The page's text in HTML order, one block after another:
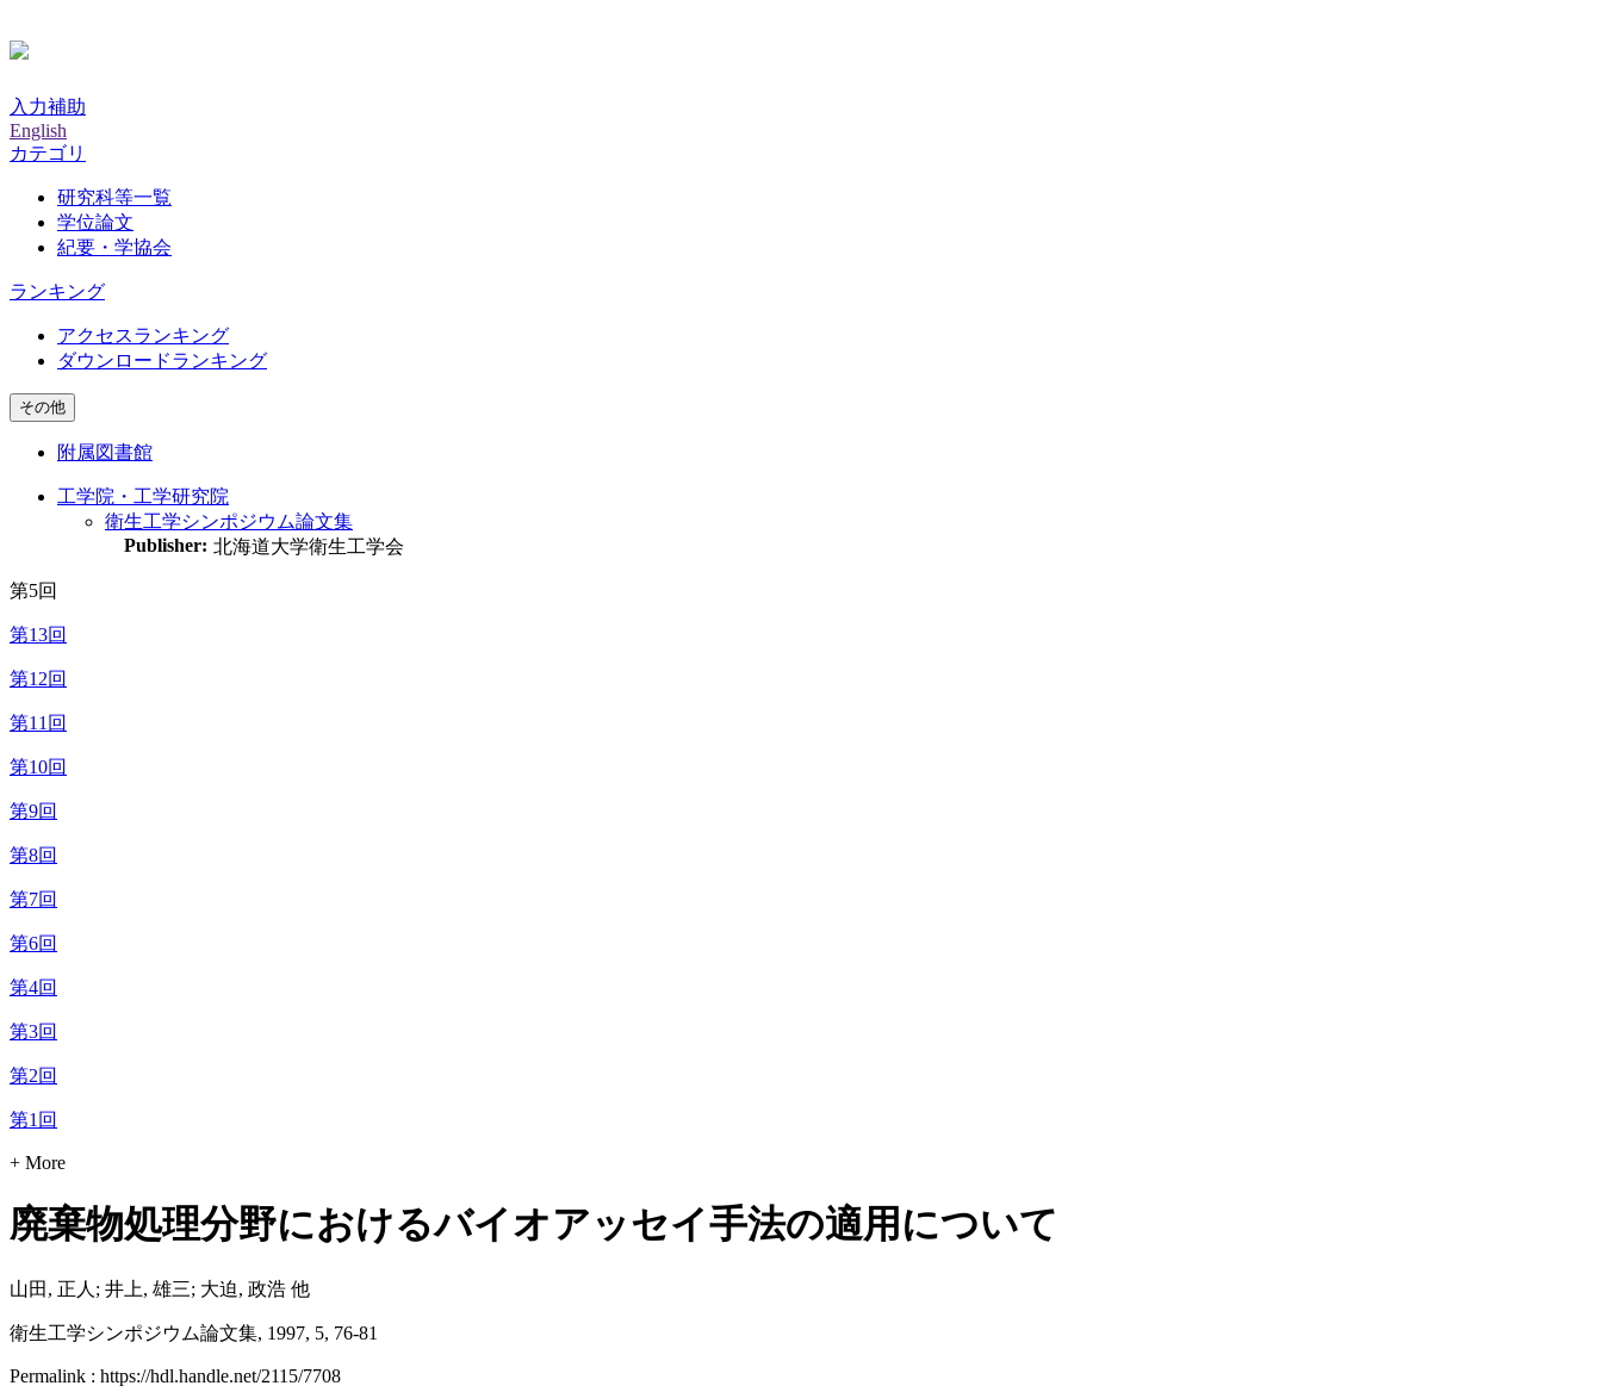
入力補助
English
カテゴリ
研究科等一覧
学位論文
紀要・学協会
ランキング
アクセスランキング
ダウンロードランキング
その他
附属図書館
工学院・工学研究院
衛生工学シンポジウム論文集
Publisher: 北海道大学衛生工学会
第5回
第13回
第12回
第11回
第10回
第9回
第8回
第7回
第6回
第4回
第3回
第2回
第1回
+ More
廃棄物処理分野におけるバイオアッセイ手法の適用について
山田, 正人; 井上, 雄三; 大迫, 政浩 他
衛生工学シンポジウム論文集, 1997, 5, 76-81
Permalink : https://hdl.handle.net/2115/7708